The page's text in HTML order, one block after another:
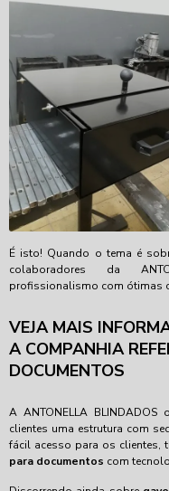
É isto! Quando o tema é
colaboradores da
profissionalismo com ótimas
VEJA MAIS
A COMPANHIA
DOCUMENTOS
A ANTONELLA
clientes uma estrutura com
fácil acesso para os clientes,
para documentos com